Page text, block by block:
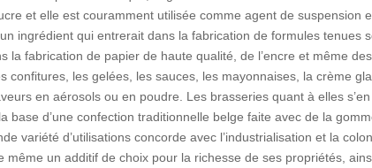
et elle est couramment utilisée comme agent de suspension
ingrédient qui entrerait dans la fabrication de formules tenues
fabrication de papier de haute qualité, de l’encre et même
les gelées, les sauces, les mayonnaises, la crème
en aérosols ou en poudre. Les brasseries quant à elles
base d’une confection traditionnelle belge faite avec de la
variété d’utilisations concorde avec l’industrialisation et la
un additif de choix pour la richesse de ses propriétés,